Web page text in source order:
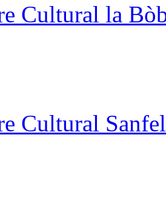
Cultural la
Cultural